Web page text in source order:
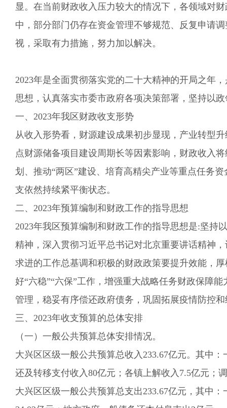
显。在当前财政收入压力较大的情况下，各领域对
中，部分部门仍存在资金管理不够规范、反复申请
视，采取有力措施，努力加以解决。
2023年是全面贯彻落实党的二十大精神的开局之年，
思想，认真落实市委市政府各项决策部署，坚持以
一、2023年我区财政收支形势
从收入形势看，财源建设成果初步显现，产业转型
点财源储备项目建设周期长等因素影响，财政收入
划、推动“两区”建设、培育高精尖产业等重点任务
支依然持续紧平衡状态。
二、2023年预算编制和财政工作的指导思想
2023年我区预算编制和财政工作的指导思想是:坚持
精神，深入贯彻习近平总书记对北京重要讲话精神
求进的工作总基调和积极的财政政策要提升效能，
好“六稳”“六保”工作， 增强重大战略任务财政保障能
管理，稳妥有序偿还政府债务， 巩固拓展疫情防控
三、2023年收支预算的总体安排
（一）一般公共预算总体安排情况。
大兴区区级一般公共预算总收入233.67亿元。其中：
还及转移支付收入80亿元； 各镇上解收入7.5亿元；
大兴区区级一般公共预算总支出233.67亿元，其中：